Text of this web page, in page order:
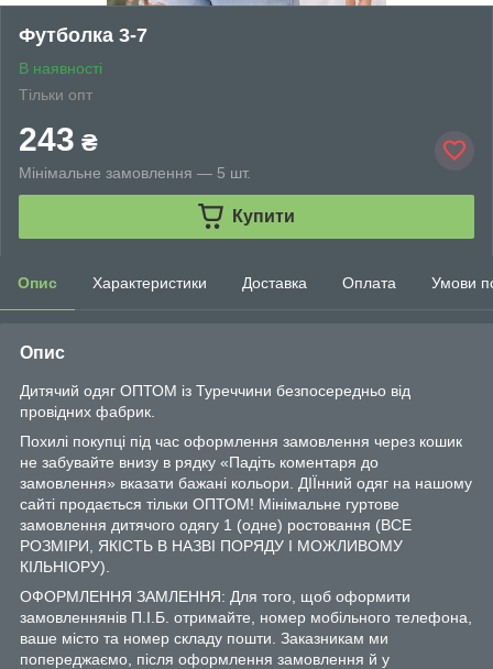
Футболка 3-7
В наявності
Тільки опт
243 ₴
Мінімальне замовлення — 5 шт.
Купити
Опис Характеристики Доставка Оплата Умови
Опис
Дитячий одяг ОПТОМ із Туреччини безпосередньо від
провідних фабрик.
Похилі покупці під час оформлення замовлення через кошик
не забувайте внизу в рядку «Падіть коментаря до
замовлення» вказати бажані кольори. ДІЇнний одяг на нашому
сайті продається тільки ОПТОМ! Мінімальне гуртове
замовлення дитячого одягу 1 (одне) ростовання (ВСЕ
РОЗМІРИ, ЯКІСТЬ В НАЗВІ ПОРЯДУ І МОЖЛИВОМУ
КІЛЬНІОРУ).
ОФОРМЛЕННЯ ЗАМЛЕННЯ: Для того, щоб оформити
замовленнянів П.І.Б. отримайте, номер мобільного телефона,
ваше місто та номер складу пошти. Заказникам ми
попереджаємо, після оформлення замовлення й у